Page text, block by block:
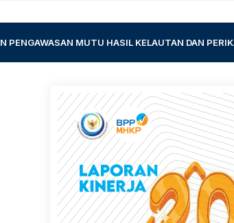
PENGAWASAN MUTU HASIL KELAUTAN DAN